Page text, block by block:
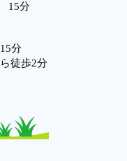
15分
分
徒歩2分